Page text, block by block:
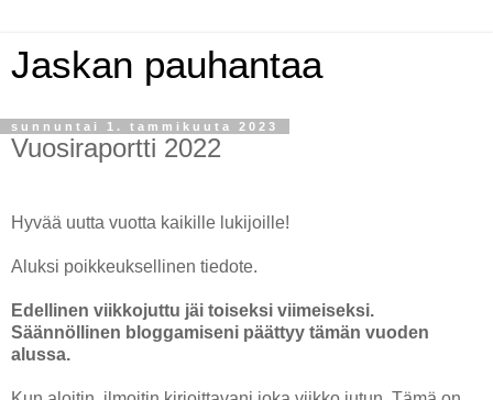
Jaskan pauhantaa
sunnuntai 1. tammikuuta 2023
Vuosiraportti 2022
Hyvää uutta vuotta kaikille lukijoille!
Aluksi poikkeuksellinen tiedote.
Edellinen viikkojuttu jäi toiseksi viimeiseksi.
Säännöllinen bloggamiseni päättyy tämän vuoden
alussa.